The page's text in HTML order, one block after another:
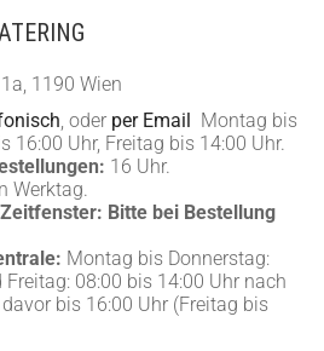
1190 Wien
, oder per Email
Montag bis
16:00 Uhr, Freitag bis 14:00 Uhr.
16 Uhr.
Werktag.
Bitte bei Bestellung
Montag bis Donnerstag:
08:00 bis 14:00 Uhr nach
bis 16:00 Uhr (Freitag bis